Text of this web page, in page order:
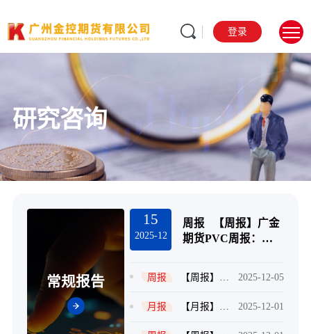
登录
研究咨询
常规报告
15
2025-12
周报
期货PVC周报：
20251212
2025-12-05
周报 【周报】广金期货PVC周报：年底预期不佳，PVC再创新低 20251205
2025-12-01
月报 【月报】广金期货PVC月报：多重利空因素压制，11月PVC跌跌不休 20251201